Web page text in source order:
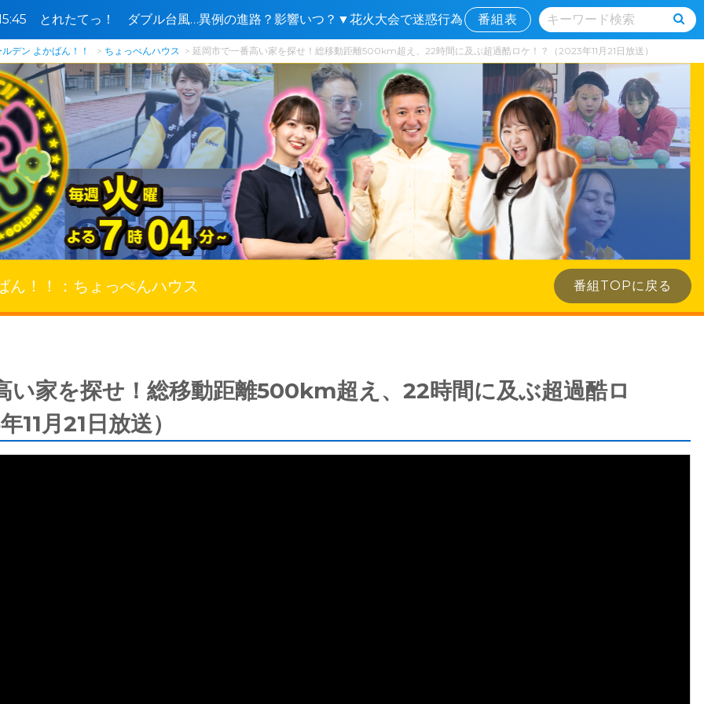
とれたてっ！ ダブル台風…異例の進路？影響いつ？▼花火大会で迷惑行為
番組表
デン よかばん！！ ちょっぺんハウス 延岡市で一番高い家を探せ！総移動距離500km超え、22時間に及ぶ超過酷ロケ！？（2023年11月21日放送）
ん！！： ちょっぺんハウス 番組TOPに戻る
い家を探せ！総移動距離500km超え、22時間に及ぶ超過酷ロ
11月21日放送）